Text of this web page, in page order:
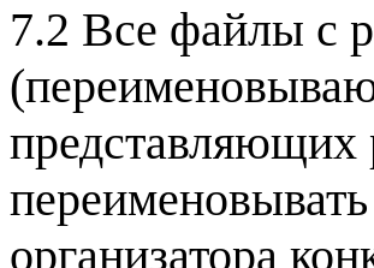
7.2 Все файлы с
представляющих
организатора